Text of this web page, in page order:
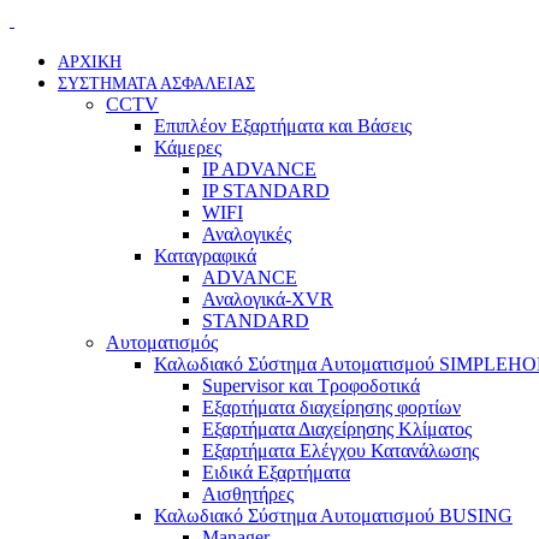
ΑΡΧΙΚΗ
ΣΥΣΤΗΜΑΤΑ ΑΣΦΑΛΕΙΑΣ
CCTV
Επιπλέον Εξαρτήματα και Βάσεις
Κάμερες
IP ADVANCE
IP STANDARD
WIFI
Αναλογικές
Καταγραφικά
ADVANCE
Αναλογικά-XVR
STANDARD
Αυτοματισμός
Καλωδιακό Σύστημα Αυτοματισμού
Supervisor και Τροφοδοτικά
Εξαρτήματα διαχείρησης φορτίων
Εξαρτήματα Διαχείρησης Κλίματος
Εξαρτήματα Ελέγχου Κατανάλωσης
Ειδικά Εξαρτήματα
Αισθητήρες
Καλωδιακό Σύστημα Αυτοματισμού BUSING